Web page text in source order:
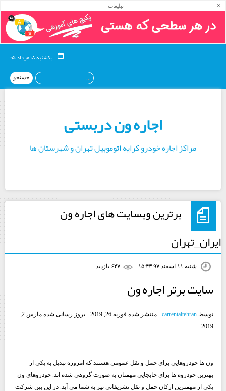
یکشنبه ۱۸ مرداد ۰۵
اجاره ون دربستی
مراکز اجاره خودرو کرایه اتوموبیل تهران و شهرستان ها
برترین وبسایت های اجاره ون
ایران_تهران
شنبه ۱۱ اسفند ۹۷ ۱۵:۴۳
سایت برتر اجاره ون
توسط carrentaltehran · منتشر شده فوریه 26, 2019 · بروز رسانی شده
مارس 2,
2019
ون ها خودروهایی برای حمل و نقل عمومی هستند که امروزه تبدیل به یکی از
بهترین خودروه ها برای جابجایی مهمنان به صورت گروهی شده اند. خودروهای ون
یکی از مهمترین ارکان حمل و نقل تشریفاتی نیز به شما می آید. در این بین شرکت
تبلیغات ×